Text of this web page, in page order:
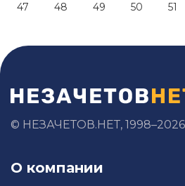
47
48 49 50 51
© НЕЗАЧЕТОВ.НЕТ, 1998–2026
О компании